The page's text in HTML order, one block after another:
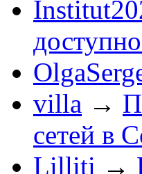
villa →
сетей в
Lilliti →